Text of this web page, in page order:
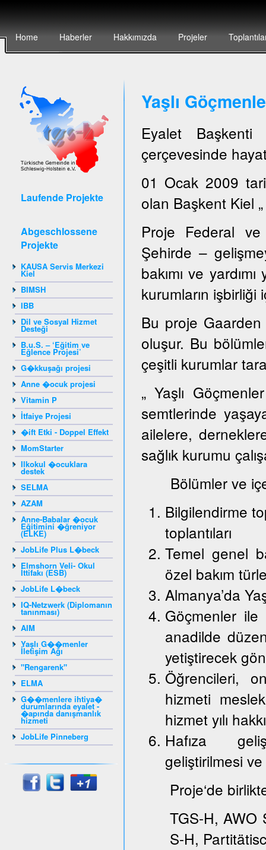
Home Haberler Hakkımızda Projeler
Laufende Projekte
Abgeschlossene
Projekte
KAUSA Servis Merkezi
Kiel
BIMSH
IBB
Dil ve Sosyal Hizmet
Desteği
B.u.S. – ‘Eğitim ve
Eğlence Projesi’
G�kkuşağı projesi
Anne �ocuk projesi
Vitamin P
İtfaiye Projesi
�ift Etki - Doppel Effekt
MomStarter
Ilkokul �ocuklara
destek
SELMA
AZAM
Anne-Babalar �ocuk
Eğitimini �ğreniyor
(ELKE)
JobLife Plus L�beck
Elmshorn Veli- Okul
İttifakı (ESB)
JobLife L�beck
IQ-Netzwerk (Diplomanın
tanınması)
AIM
Yaşlı G��menler
İletişim Ağı
"Rengarenk"
ELMA
G��menlere ihtiya�
durumlarında eyalet -
�apında danışmanlık
hizmeti
JobLife Pinneberg
Yaşlı
Eyalet
çerçevesinde
01 Ocak 2009
olan Başkent Kiel
Proje Federal ve
Şehirde –
bakımı ve
kurumların işbirliği
Bu proje
oluşur. Bu
çeşitli kurumlar
„ Yaşlı
semtlerinde
ailelere,
sağlık kurumu
Bölümler ve
Bilgilendirme
toplantıları
Temel genel
özel bakım
Almanya’da
Göçmenler
anadilde
yetiştirecek
Öğrencileri,
hizmeti
hizmet yılı
Hafıza
geliştirilmesi ve
Proje‘de
TGS-H, AWO
S-H,